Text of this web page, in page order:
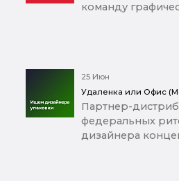
команду
25 Июн
Удаленка или Офис
Партнер-
федеральных
дизайнера